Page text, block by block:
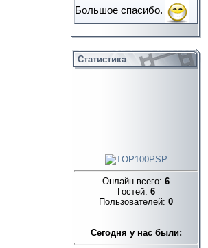
Большое спасибо.
Статистика
Онлайн всего: 6
Гостей: 6
Пользователей: 0
Cегодня у нас были: